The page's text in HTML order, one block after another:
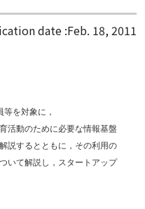
date :Feb. 18, 2011
を対象に，
活動のために必要な情報基盤
説するとともに，その利用の
いて解説し，スタートアップ